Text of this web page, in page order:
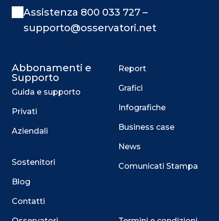
Assistenza 800 033 727 –
supporto@osservatori.net
Abbonamenti e
Supporto
Guida e supporto
Privati
Aziendali
Sostenitori
Blog
Contatti
Report
Grafici
Infografiche
Business case
News
Comunicati Stampa